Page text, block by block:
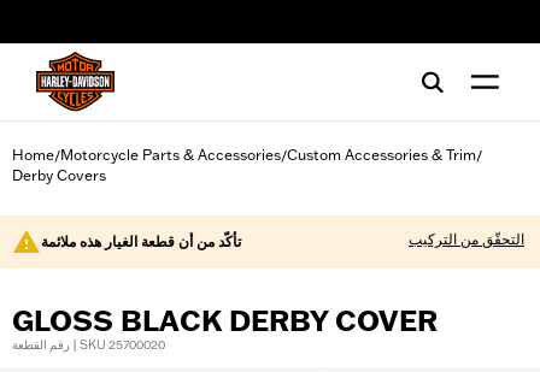
Home/Motorcycle Parts & Accessories/Custom Accessories & Trim/
Derby Covers
تأكّد من أن قطعة الغيار هذه ملائمة التحقّق من التركيب
GLOSS BLACK DERBY COVER
رقم القطعة | SKU 25700020